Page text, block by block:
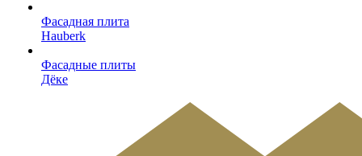
Фасадная плита
Hauberk
Фасадные плиты
Дёке